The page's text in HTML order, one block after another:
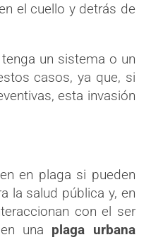
el cuello y detrás de
un sistema o un
casos, ya que, si
esta invasión
en plaga si pueden
la salud pública y, en
con el ser
una plaga urbana